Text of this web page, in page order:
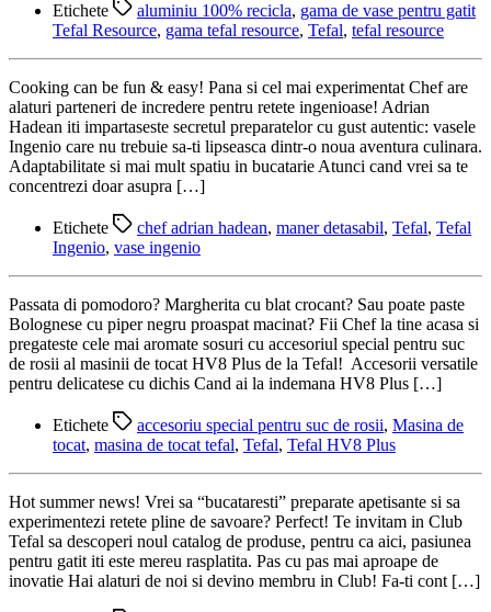
Etichete aluminiu 100% recicla, gama de vase pentru gatit
Tefal Resource, gama tefal resource, Tefal, tefal resource
Cooking can be fun & easy! Pana si cel mai experimentat Chef are
alaturi parteneri de incredere pentru retete ingenioase! Adrian
Hadean iti impartaseste secretul preparatelor cu gust autentic: vasele
Ingenio care nu trebuie sa-ti lipseasca dintr-o noua aventura culinara.
Adaptabilitate si mai mult spatiu in bucatarie Atunci cand vrei sa te
concentrezi doar asupra […]
Etichete chef adrian hadean, maner detasabil, Tefal, Tefal
Ingenio, vase ingenio
Passata di pomodoro? Margherita cu blat crocant? Sau poate paste
Bolognese cu piper negru proaspat macinat? Fii Chef la tine acasa si
pregateste cele mai aromate sosuri cu accesoriul special pentru suc
de rosii al masinii de tocat HV8 Plus de la Tefal! Accesorii versatile
pentru delicatese cu dichis Cand ai la indemana HV8 Plus […]
Etichete accesoriu special pentru suc de rosii, Masina de
tocat, masina de tocat tefal, Tefal, Tefal HV8 Plus
Hot summer news! Vrei sa “bucataresti” preparate apetisante si sa
experimentezi retete pline de savoare? Perfect! Te invitam in Club
Tefal sa descoperi noul catalog de produse, pentru ca aici, pasiunea
pentru gatit iti este mereu rasplatita. Pas cu pas mai aproape de
inovatie Hai alaturi de noi si devino membru in Club! Fa-ti cont […]